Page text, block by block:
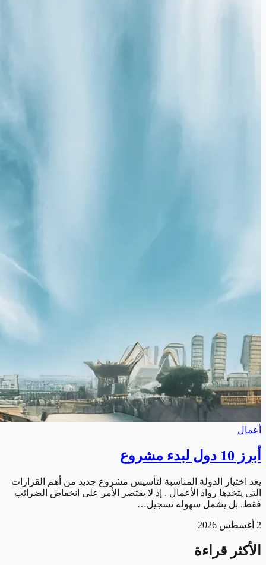
أعمال
أبرز 10 دول لبدء مشروع
يعد اختيار الدولة المناسبة لتأسيس مشروع جديد من أهم القرارات
التي يتخذها رواد الأعمال . إذ لا يقتصر الأمر على انخفاض الضرائب
فقط. بل يشمل سهولة تسجيل…
2 أغسطس 2026
الأكثر قراءة